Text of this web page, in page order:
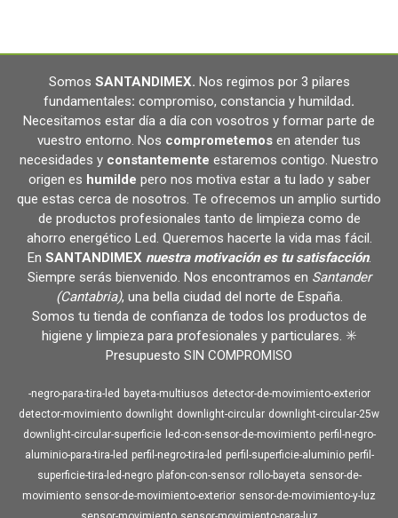
Somos SANTANDIMEX. Nos regimos por 3 pilares
fundamentales: compromiso, constancia y humildad.
Necesitamos estar día a día con vosotros y formar parte de
vuestro entorno. Nos comprometemos en atender tus
necesidades y constantemente estaremos contigo. Nuestro
origen es humilde pero nos motiva estar a tu lado y saber
que estas cerca de nosotros. Te ofrecemos un amplio surtido
de productos profesionales tanto de limpieza como de
ahorro energético Led. Queremos hacerte la vida mas fácil.
En SANTANDIMEX nuestra motivación es tu satisfacción.
Siempre serás bienvenido. Nos encontramos en Santander
(Cantabria), una bella ciudad del norte de España.
Somos tu tienda de confianza de todos los productos de
higiene y limpieza para profesionales y particulares. ✳️
Presupuesto SIN COMPROMISO
-negro-para-tira-led bayeta-multiusos detector-de-movimiento-exterior
detector-movimiento downlight downlight-circular downlight-circular-25w
downlight-circular-superficie
led-con-sensor-de-movimiento perfil-negro-
aluminio-para-tira-led perfil-negro-tira-led perfil-superficie-aluminio perfil-
superficie-tira-led-negro plafon-con-sensor rollo-bayeta sensor-de-
movimiento sensor-de-movimiento-exterior sensor-de-movimiento-y-luz